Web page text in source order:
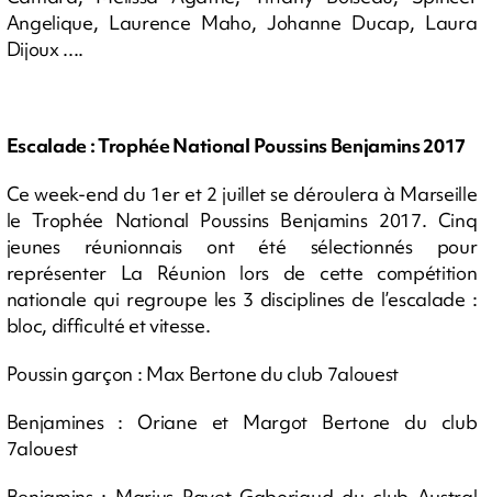
Angelique, Laurence Maho, Johanne Ducap, Laura
Dijoux ....
Escalade : Trophée National Poussins Benjamins 2017
Ce week-end du 1er et 2 juillet se déroulera à Marseille
le Trophée National Poussins Benjamins 2017. Cinq
jeunes réunionnais ont été sélectionnés pour
représenter La Réunion lors de cette compétition
nationale qui regroupe les 3 disciplines de l’escalade :
bloc, difficulté et vitesse.
Poussin garçon : Max Bertone du club 7alouest
Benjamines : Oriane et Margot Bertone du club
7alouest